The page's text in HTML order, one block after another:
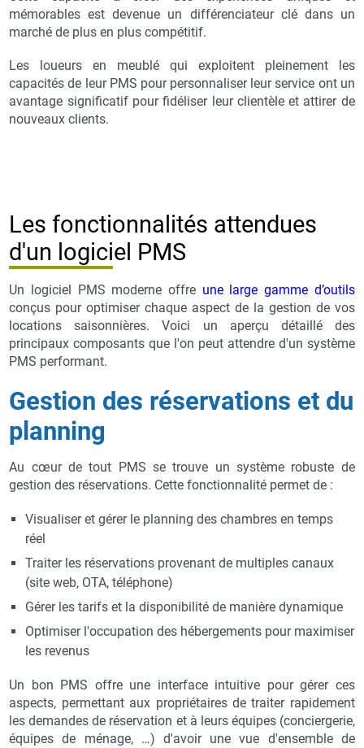
mémorables est devenue un différenciateur clé dans un
marché de plus en plus compétitif.
Les loueurs en meublé qui exploitent pleinement les
capacités de leur PMS pour personnaliser leur service ont un
avantage significatif pour fidéliser leur clientèle et attirer de
nouveaux clients.
Les fonctionnalités attendues
d'un logiciel PMS
Un logiciel PMS moderne offre une large gamme d’outils
conçus pour optimiser chaque aspect de la gestion de vos
locations saisonnières. Voici un aperçu détaillé des
principaux composants que l'on peut attendre d'un système
PMS performant.
Gestion des réservations et du
planning
Au cœur de tout PMS se trouve un système robuste de
gestion des réservations. Cette fonctionnalité permet de :
Visualiser et gérer le planning des chambres en temps
réel
Traiter les réservations provenant de multiples canaux
(site web, OTA, téléphone)
Gérer les tarifs et la disponibilité de manière dynamique
Optimiser l'occupation des hébergements pour maximiser
les revenus
Un bon PMS offre une interface intuitive pour gérer ces
aspects, permettant aux propriétaires de traiter rapidement
les demandes de réservation et à leurs équipes (conciergerie,
équipes de ménage, …) d'avoir une vue d'ensemble de